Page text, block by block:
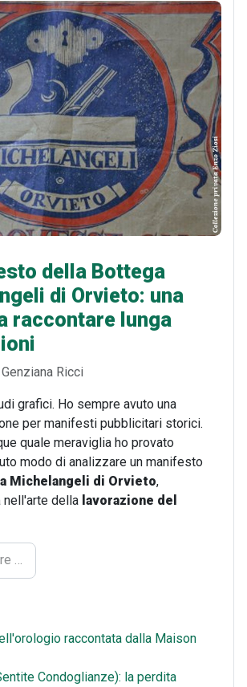
della Bottega
di Orvieto: una
raccontare lunga
Genziana Ricci
grafici. Ho sempre avuto una
per manifesti pubblicitari storici.
quale meraviglia ho provato
modo di analizzare un manifesto
Michelangeli di Orvieto,
della lavorazione del
…
raccontata dalla Maison
Condoglianze): la perdita